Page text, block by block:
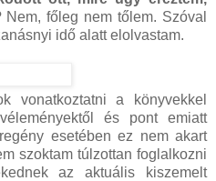
főleg nem tőlem. Szóval
idő alatt elolvastam.
vonatkoztatni a könyvekkel
és pont emiatt
esetében ez nem akart
szoktam túlzottan foglalkozni
az aktuális kiszemelt